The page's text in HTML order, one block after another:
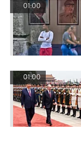
01:00
01:00